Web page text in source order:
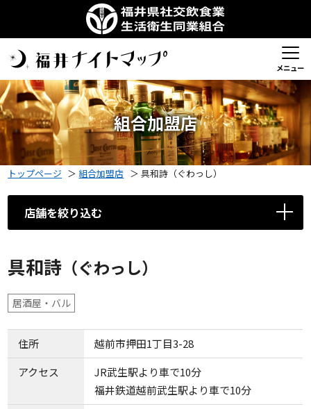
メニュー
組合加盟店
トップページ ＞組合加盟店 ＞ 具和詩（ぐわっし）
店舗を絞り込む
具和詩 （ぐわっし）
居酒屋・バル
住所
越前市押田1丁目3-28
アクセス
JR武生駅より車で10分
福井鉄道越前武生駅より車で10分